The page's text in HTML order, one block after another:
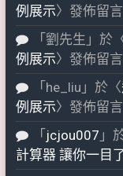
例展示〉發佈留言
「 劉先生 」於
例展示〉發佈留言
「 he_liu 」於〈
例展示〉發佈留言
「 jcjou007 」
計算器 讓你一目